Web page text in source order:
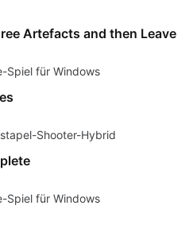
Artefacts and then Leave
Spiel für Windows
Shooter-Hybrid
Spiel für Windows